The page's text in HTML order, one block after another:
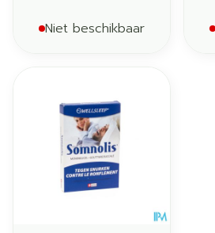
Niet beschikbaar